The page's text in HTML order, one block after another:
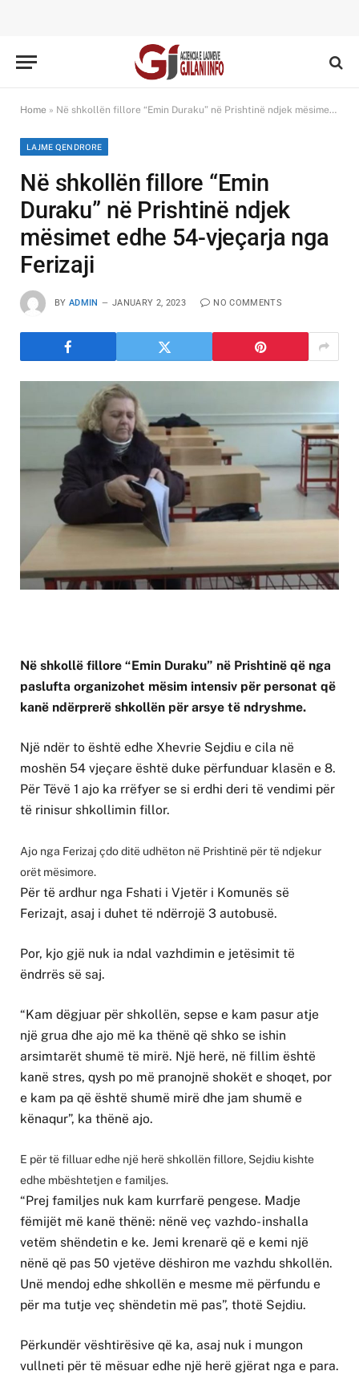
Home » Në shkollën fillore “Emin Duraku” në Prishtinë ndjek mësimet edhe 54-vjeçarja nga Ferizaji
LAJME QENDRORE
Në shkollën fillore “Emin
Duraku” në Prishtinë ndjek
mësimet edhe 54-vjeçarja nga
Ferizaji
BY ADMIN JANUARY 2, 2023 NO COMMENTS
Në shkollë fillore “Emin Duraku” në Prishtinë që nga
paslufta organizohet mësim intensiv për personat që
kanë ndërprerë shkollën për arsye të ndryshme.
Një ndër to është edhe Xhevrie Sejdiu e cila në
moshën 54 vjeçare është duke përfunduar klasën e 8.
Për Tëvë 1 ajo ka rrëfyer se si erdhi deri të vendimi për
të rinisur shkollimin fillor.
Ajo nga Ferizaj çdo ditë udhëton në Prishtinë për të ndjekur
orët mësimore.
Për të ardhur nga Fshati i Vjetër i Komunës së
Ferizajt, asaj i duhet të ndërrojë 3 autobusë.
Por, kjo gjë nuk ia ndal vazhdimin e jetësimit të
ëndrrës së saj.
“Kam dëgjuar për shkollën, sepse e kam pasur atje
një grua dhe ajo më ka thënë që shko se ishin
arsimtarët shumë të mirë. Një herë, në fillim është
kanë stres, qysh po më pranojnë shokët e shoqet, por
e kam pa që është shumë mirë dhe jam shumë e
kënaqur”, ka thënë ajo.
E për të filluar edhe një herë shkollën fillore, Sejdiu kishte
edhe mbështetjen e familjes.
“Prej familjes nuk kam kurrfarë pengese. Madje
fëmijët më kanë thënë: nënë veç vazhdo- inshalla
vetëm shëndetin e ke. Jemi krenarë që e kemi një
nënë që pas 50 vjetëve dëshiron me vazhdu shkollën.
Unë mendoj edhe shkollën e mesme më përfundu e
për ma tutje veç shëndetin më pas”, thotë Sejdiu.
Përkundër vështirësive që ka, asaj nuk i mungon
vullneti për të mësuar edhe një herë gjërat nga e para.